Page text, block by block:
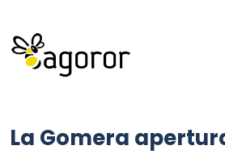
La Gomera